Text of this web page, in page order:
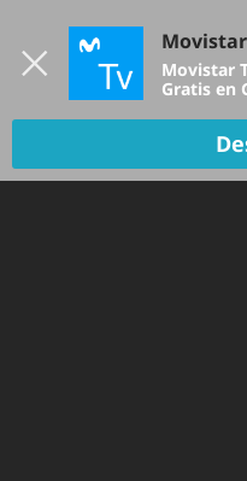
Movistar
Gratis en